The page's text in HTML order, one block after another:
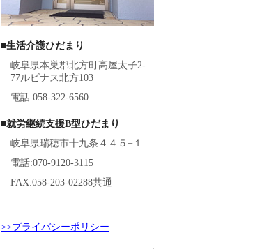
■生活介護ひだまり
岐阜県本巣郡北方町高屋太子2-
77ルビナス北方103
電話:058-322-6560
■就労継続支援B型ひだまり
岐阜県瑞穂市十九条４４５−１
電話:070-9120-3115
FAX:058-203-02288共通
>>プライバシーポリシー